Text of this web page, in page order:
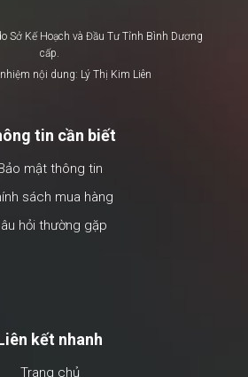
Sở Kế Hoạch và Đầu Tư Tỉnh Bình Dương
cấp.
nội dung: Lý Thị Kim Liên
tin cần biết
mật thông tin
sách mua hàng
hỏi thường gặp
kết nhanh
Trang chủ